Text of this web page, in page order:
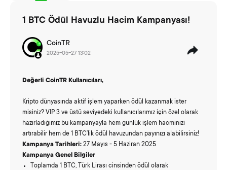
1 BTC Ödül Havuzlu Hacim Kampanyası!
CoinTR
2025-05-27 13:02
Değerli CoinTR Kullanıcıları,
Kripto dünyasında aktif işlem yaparken ödül kazanmak ister
misiniz? VIP 3 ve üstü seviyedeki kullanıcılarımız için özel olarak
hazırladığımız bu kampanyayla hem günlük işlem hacminizi
artırabilir hem de 1 BTC’lik ödül havuzundan payınızı alabilirsiniz!
Kampanya Tarihleri: 27 Mayıs - 5 Haziran 2025
Kampanya Genel Bilgiler
Toplamda 1 BTC, Türk Lirası cinsinden ödül olarak